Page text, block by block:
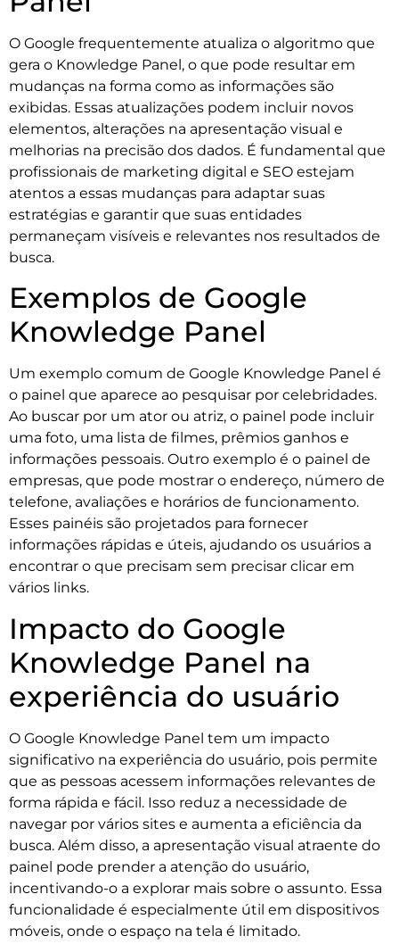
O Google frequentemente atualiza o algoritmo que
gera o Knowledge Panel, o que pode resultar em
mudanças na forma como as informações são
exibidas. Essas atualizações podem incluir novos
elementos, alterações na apresentação visual e
melhorias na precisão dos dados. É fundamental que
profissionais de marketing digital e SEO estejam
atentos a essas mudanças para adaptar suas
estratégias e garantir que suas entidades
permaneçam visíveis e relevantes nos resultados de
busca.
Exemplos de Google
Knowledge Panel
Um exemplo comum de Google Knowledge Panel é
o painel que aparece ao pesquisar por celebridades.
Ao buscar por um ator ou atriz, o painel pode incluir
uma foto, uma lista de filmes, prêmios ganhos e
informações pessoais. Outro exemplo é o painel de
empresas, que pode mostrar o endereço, número de
telefone, avaliações e horários de funcionamento.
Esses painéis são projetados para fornecer
informações rápidas e úteis, ajudando os usuários a
encontrar o que precisam sem precisar clicar em
vários links.
Impacto do Google
Knowledge Panel na
experiência do usuário
O Google Knowledge Panel tem um impacto
significativo na experiência do usuário, pois permite
que as pessoas acessem informações relevantes de
forma rápida e fácil. Isso reduz a necessidade de
navegar por vários sites e aumenta a eficiência da
busca. Além disso, a apresentação visual atraente do
painel pode prender a atenção do usuário,
incentivando-o a explorar mais sobre o assunto. Essa
funcionalidade é especialmente útil em dispositivos
móveis, onde o espaço na tela é limitado.